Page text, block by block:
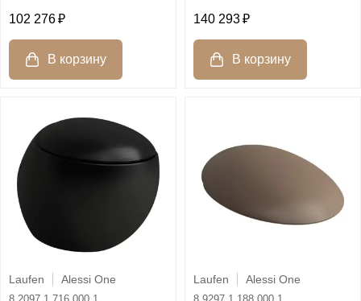
102 276 140 293
Laufen Alessi One Laufen Alessi One